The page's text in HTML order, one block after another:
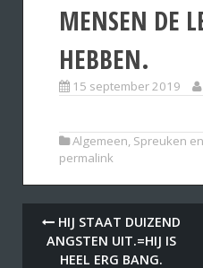
MENSEN DE
HEBBEN.
15 september 2019
Algemeen, Spreuken
permalink
HIJ STAAT DUIZEND
ANGSTEN UIT.=HIJ IS
HEEL ERG BANG.